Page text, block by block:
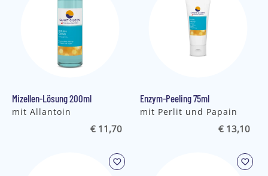
Mizellen-Lösung 200ml
mit Allantoin
€ 11,70
Enzym-Peeling 75ml
mit Perlit und Papain
€ 13,10